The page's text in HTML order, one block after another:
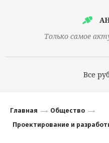
Только самое
Все
Финансы
Главная
Общество
Проектирование и